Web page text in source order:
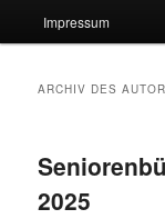
Impressum
ARCHIV DES
2025